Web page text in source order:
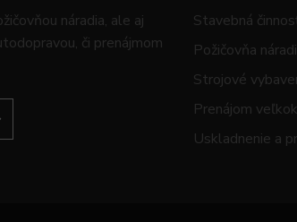
náradia, ale aj
či prenájmom
Stavebná
Požičovňa
Strojové
Prenájom
Uskladnenie a